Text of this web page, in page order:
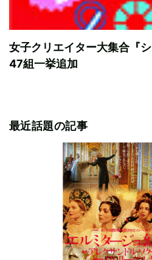
女子クリエイター大集合『
47組一挙追加
最近話題の記事